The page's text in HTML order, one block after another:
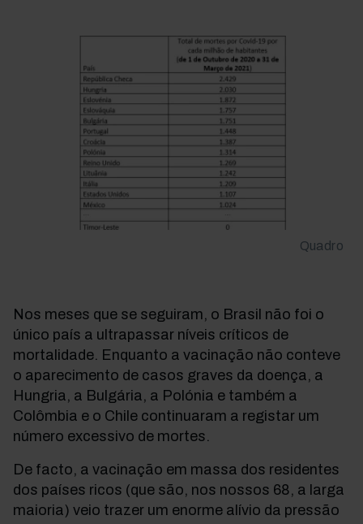
Quadro
Nos meses que se seguiram, o Brasil não foi o
único país a ultrapassar níveis críticos de
mortalidade. Enquanto a vacinação não conteve
o aparecimento de casos graves da doença, a
Hungria, a Bulgária, a Polónia e também a
Colômbia e o Chile continuaram a registar um
número excessivo de mortes.
De facto, a vacinação em massa dos residentes
dos países ricos (que são, nos nossos 68, a larga
maioria) veio trazer um enorme alívio da pressão